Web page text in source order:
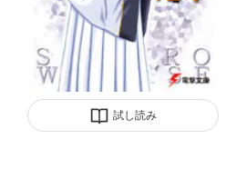
試し読み